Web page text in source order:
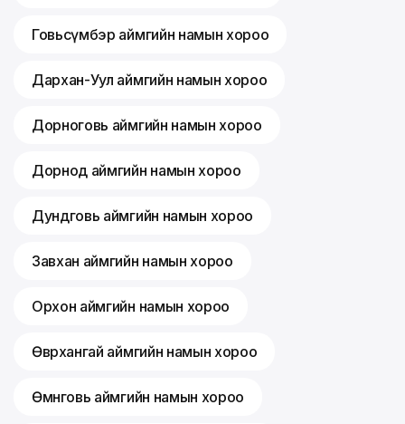
Говьсүмбэр аймгийн намын хороо
Дархан-Уул аймгийн намын хороо
Дорноговь аймгийн намын хороо
Дорнод аймгийн намын хороо
Дундговь аймгийн намын хороо
Завхан аймгийн намын хороо
Орхон аймгийн намын хороо
Өвөрхангай аймгийн намын хороо
Өмнөговь аймгийн намын хороо